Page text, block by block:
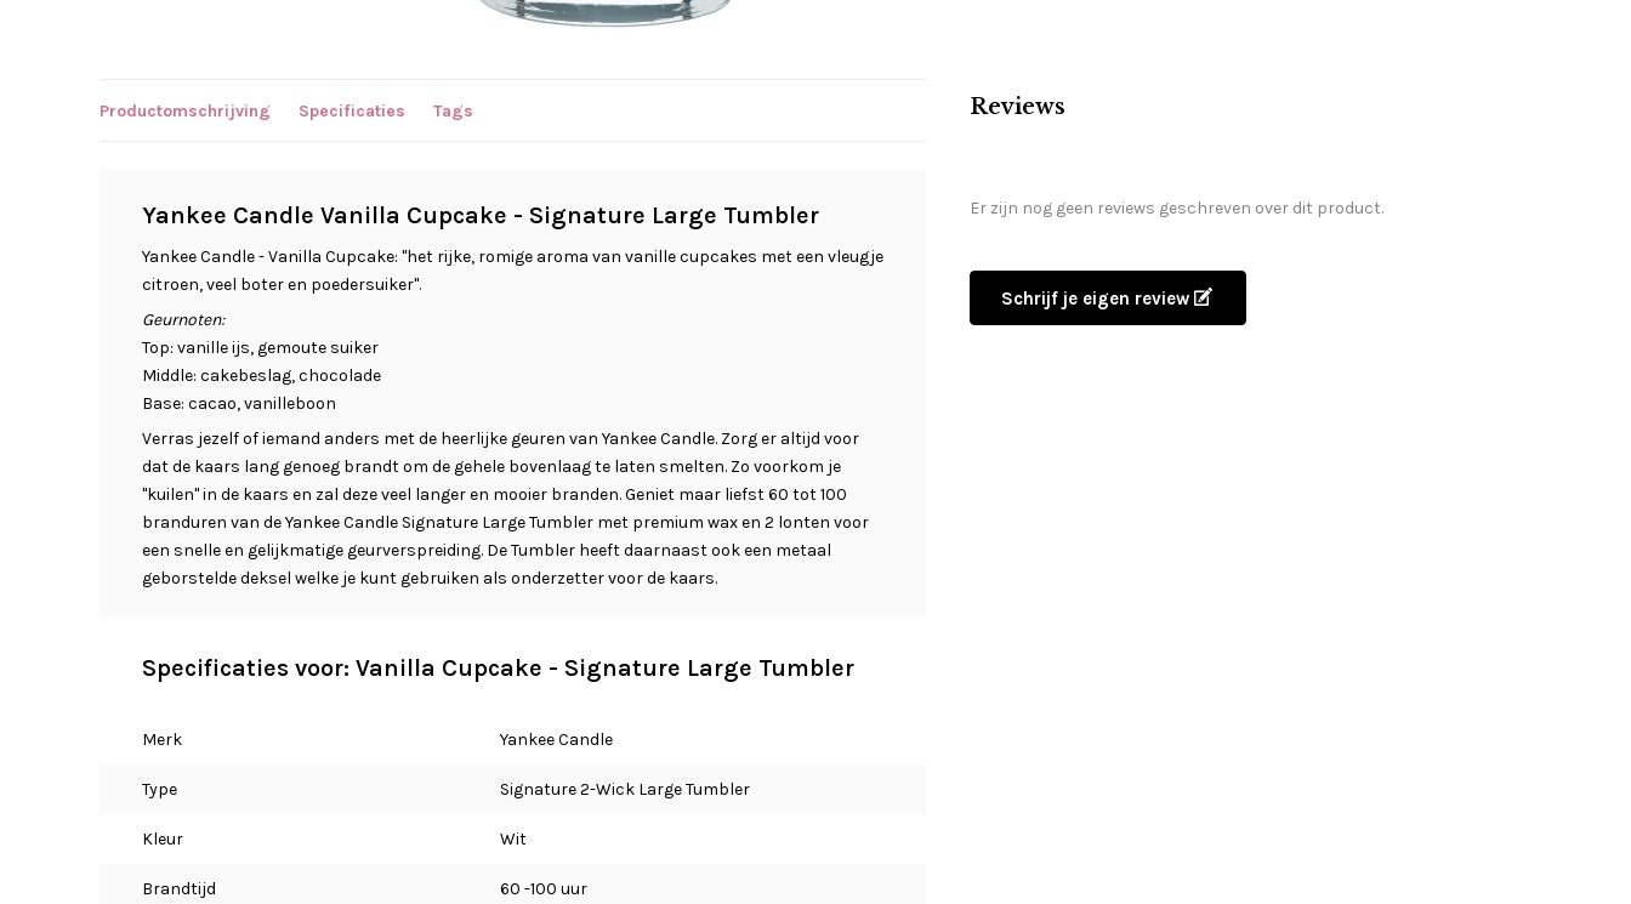
Productomschrijving Specificaties Tags
Yankee Candle Vanilla Cupcake - Signature Large Tumbler
Yankee Candle - Vanilla Cupcake: "het rijke, romige aroma van vanille cupcakes met een vleugje
citroen, veel boter en poedersuiker".
Geurnoten:
Top: vanille ijs, gemoute suiker
Middle: cakebeslag, chocolade
Base: cacao, vanilleboon
Verras jezelf of iemand anders met de heerlijke geuren van Yankee Candle. Zorg er altijd voor
dat de kaars lang genoeg brandt om de gehele bovenlaag te laten smelten. Zo voorkom je
"kuilen" in de kaars en zal deze veel langer en mooier branden. Geniet maar liefst 60 tot 100
branduren van de Yankee Candle Signature Large Tumbler met premium wax en 2 lonten voor
een snelle en gelijkmatige geurverspreiding. De Tumbler heeft daarnaast ook een metaal
geborstelde deksel welke je kunt gebruiken als onderzetter voor de kaars.
Specificaties voor: Vanilla Cupcake - Signature Large Tumbler
Merk Yankee Candle
Type Signature 2-Wick Large Tumbler
Kleur Wit
Brandtijd 60 -100 uur
Reviews
Er zijn nog geen reviews geschreven over dit product.
Schrijf je eigen review